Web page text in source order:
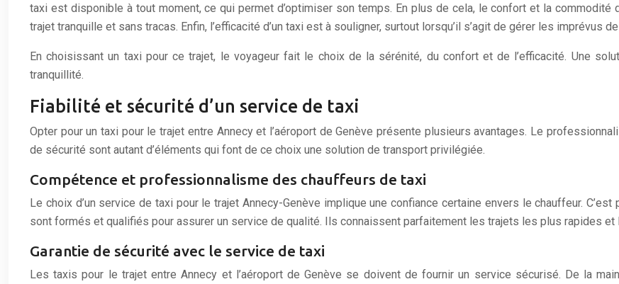
taxi est disponible à tout moment, ce qui permet d’optimiser son temps. En plus de cela, le confort et la commodité
trajet tranquille et sans tracas. Enfin, l’efficacité d’un taxi est à souligner, surtout lorsqu’il s’agit de gérer les imprévus
En choisissant un taxi pour ce trajet, le voyageur fait le choix de la sérénité, du confort et de l’efficacité. Une
tranquillité.
Fiabilité et sécurité d’un service de taxi
Opter pour un taxi pour le trajet entre Annecy et l’aéroport de Genève présente plusieurs avantages. Le
de sécurité sont autant d’éléments qui font de ce choix une solution de transport privilégiée.
Compétence et professionnalisme des chauffeurs de taxi
Le choix d’un service de taxi pour le trajet Annecy-Genève implique une confiance certaine envers le chauffeur.
sont formés et qualifiés pour assurer un service de qualité. Ils connaissent parfaitement les trajets les plus rapides et
Garantie de sécurité avec le service de taxi
Les taxis pour le trajet entre Annecy et l’aéroport de Genève se doivent de fournir un service sécurisé. De la